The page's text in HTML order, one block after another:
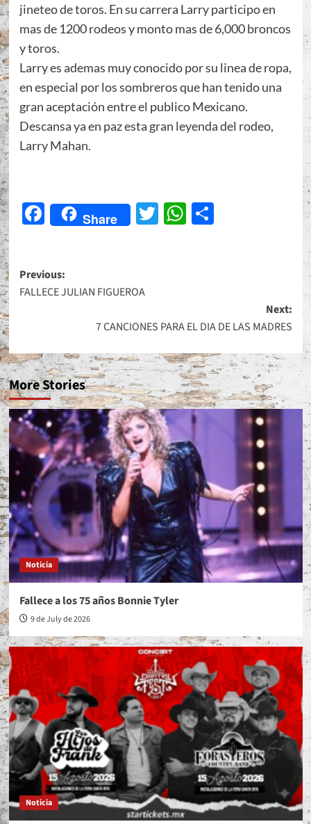
jineteo de toros. En su carrera Larry participo en
mas de 1200 rodeos y monto mas de 6,000 broncos
y toros.
Larry es ademas muy conocido por su linea de ropa,
en especial por los sombreros que han tenido una
gran aceptación entre el publico Mexicano.
Descansa ya en paz esta gran leyenda del rodeo,
Larry Mahan.
Facebook
Share Twitter
WhatsApp
Share
Post
navigation
Previous:
FALLECE JULIAN FIGUEROA
Next:
7 CANCIONES PARA EL DIA DE LAS MADRES
More Stories
Noticia
Fallece a los 75 años Bonnie Tyler
9 de July de 2026
Noticia